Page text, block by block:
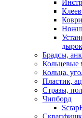
Брадсы,
Кольцевые
Кольца,
Пластик,
Стразы,
Чипборд